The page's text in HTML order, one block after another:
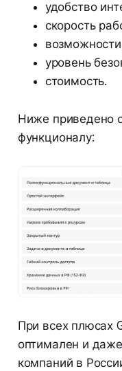
удобство
скорость
уровень
стоимость.
Ниже приведено
функционалу:
При всех плюсах
оптимален и даже
компаний в